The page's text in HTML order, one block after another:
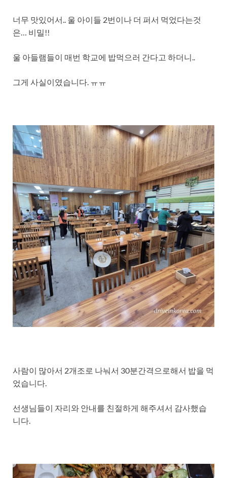
너무 맛있어서.. 울 아이들 2번이나 더 퍼서 먹었다는것
은… 비밀!!
울 아들램들이 매번 학교에 밥먹으러 간다고 하더니..
그게 사실이였습니다. ㅠㅠ
사람이 많아서 2개조로 나눠서 30분간격으로해서 밥을 먹
었습니다.
선생님들이 자리와 안내를 친절하게 해주셔서 감사했습
니다.